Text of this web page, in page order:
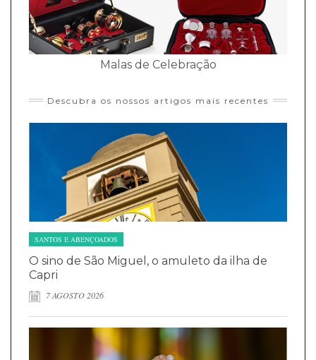
Malas de Celebração
Descubra os nossos artigos mais recentes
SANTOS E ABENÇOADOS
O sino de São Miguel, o amuleto da ilha de
Capri
7 AGOSTO 2026